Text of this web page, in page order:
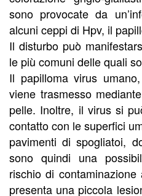
sono provocate da
alcuni ceppi di Hpv, il
Il disturbo può
le più comuni delle quali
Il papilloma virus
viene trasmesso
pelle. Inoltre, il virus si
contatto con le superfici
pavimenti di spogliatoi,
sono quindi una
rischio di
presenta una piccola